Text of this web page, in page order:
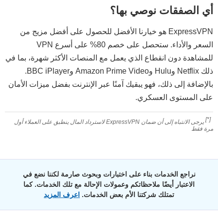
أي الصفقات نوصي بها؟
ExpressVPN هو خيارنا الأفضل للحصول على أفضل مزيج من
السعر والأداء. ستحصل على خصم 80
% على أسرع VPN
للمشاهدة دون انقطاع الذي يعمل مع المنصات الأكثر شهرة، بما في
ذلك Netflix وHulu وAmazon Prime Video وBBC iPlayer.
بالإضافة إلى ذلك، فهو يبقيك آمنًا عبر الإنترنت بفضل ميزات الأمان
على المستوى العسكري.
[*]
يرجى الانتباه إلى أن ضمان ExpressVPN لاسترداد المال ينطبق على العملاء أول
مرة فقط
نراجع الخدمات بناء على اختبارات وبحوث صارمة لكننا نضع في
الاعتبار أيضًا ملاحظاتكم وعمولات الإحالة مع تلك الخدمات. كما
تمتلك شركتنا الأم بعض الخدمات. اعرف المزيد